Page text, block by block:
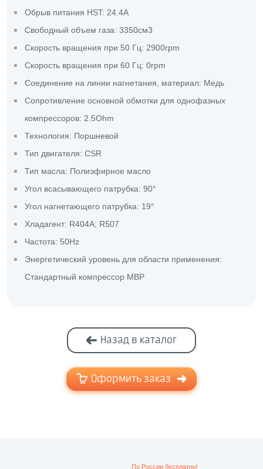
Обрыв питания HST: 24.4A
Свободный объем газа: 3350см3
Скорость вращения при 50 Гц: 2900rpm
Скорость вращения при 60 Гц: 0rpm
Соединение на линии нагнетания, материал: Медь
Сопротивление основной обмотки для однофазных
компрессоров: 2.5Ohm
Технология: Поршневой
Тип двигателя: CSR
Тип масла: Полиэфирное масло
Угол всасывающего патрубка: 90°
Угол нагнетающего патрубка: 19°
Хладагент: R404A; R507
Частота: 50Hz
Энергетический уровень для области применения:
Стандартный компрессор MBP
Назад в каталог
Оформить заказ
По России бесплатно!